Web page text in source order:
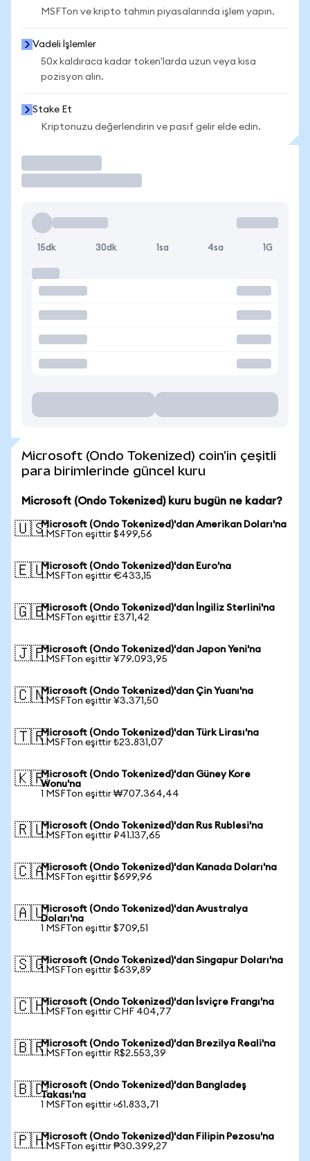
MSFTon ve kripto tahmin piyasalarında işlem yapın.
Vadeli İşlemler
50x kaldıraca kadar token'larda uzun veya kısa
pozisyon alın.
Stake Et
Kriptonuzu değerlendirin ve pasif gelir elde edin.
15dk 30dk 1sa 4sa 1G
Microsoft (Ondo Tokenized) coin'in çeşitli
para birimlerinde güncel kuru
Microsoft (Ondo Tokenized) kuru bugün ne kadar?
🇺🇸Microsoft (Ondo Tokenized)'dan Amerikan Doları'na
1 MSFTon eşittir $499,56
🇪🇺Microsoft (Ondo Tokenized)'dan Euro'na
1 MSFTon eşittir €433,15
🇬🇧Microsoft (Ondo Tokenized)'dan İngiliz Sterlini'na
1 MSFTon eşittir £371,42
🇯🇵Microsoft (Ondo Tokenized)'dan Japon Yeni'na
1 MSFTon eşittir ¥79.093,95
🇨🇳Microsoft (Ondo Tokenized)'dan Çin Yuanı'na
1 MSFTon eşittir ¥3.371,50
🇹🇷Microsoft (Ondo Tokenized)'dan Türk Lirası'na
1 MSFTon eşittir ₺23.831,07
🇰🇷Microsoft (Ondo Tokenized)'dan Güney Kore
Wonu'na
1 MSFTon eşittir ₩707.364,44
🇷🇺Microsoft (Ondo Tokenized)'dan Rus Rublesi'na
1 MSFTon eşittir ₽41.137,65
🇨🇦Microsoft (Ondo Tokenized)'dan Kanada Doları'na
1 MSFTon eşittir $699,96
🇦🇺Microsoft (Ondo Tokenized)'dan Avustralya
Doları'na
1 MSFTon eşittir $709,51
🇸🇬Microsoft (Ondo Tokenized)'dan Singapur Doları'na
1 MSFTon eşittir $639,89
🇨🇭Microsoft (Ondo Tokenized)'dan İsviçre Frangı'na
1 MSFTon eşittir CHF 404,77
🇧🇷Microsoft (Ondo Tokenized)'dan Brezilya Reali'na
1 MSFTon eşittir R$2.553,39
🇧🇩Microsoft (Ondo Tokenized)'dan Bangladeş
Takası'na
1 MSFTon eşittir ৳61.833,71
🇵🇭Microsoft (Ondo Tokenized)'dan Filipin Pezosu'na
1 MSFTon eşittir ₱30.399,27